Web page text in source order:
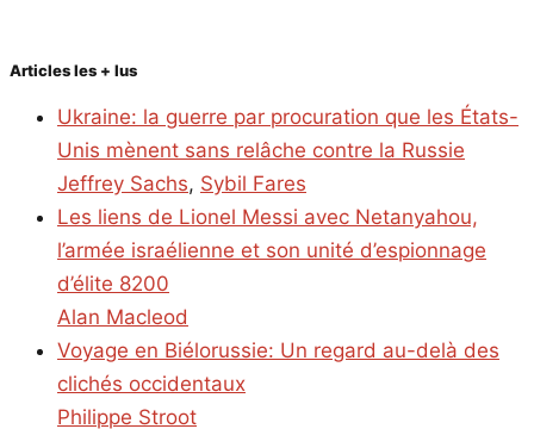
Articles les + lus
Ukraine: la guerre par procuration que les États-
Unis mènent sans relâche contre la Russie
Jeffrey Sachs, Sybil Fares
Les liens de Lionel Messi avec Netanyahou,
l’armée israélienne et son unité d’espionnage
d’élite 8200
Alan Macleod
Voyage en Biélorussie: Un regard au-delà des
clichés occidentaux
Philippe Stroot